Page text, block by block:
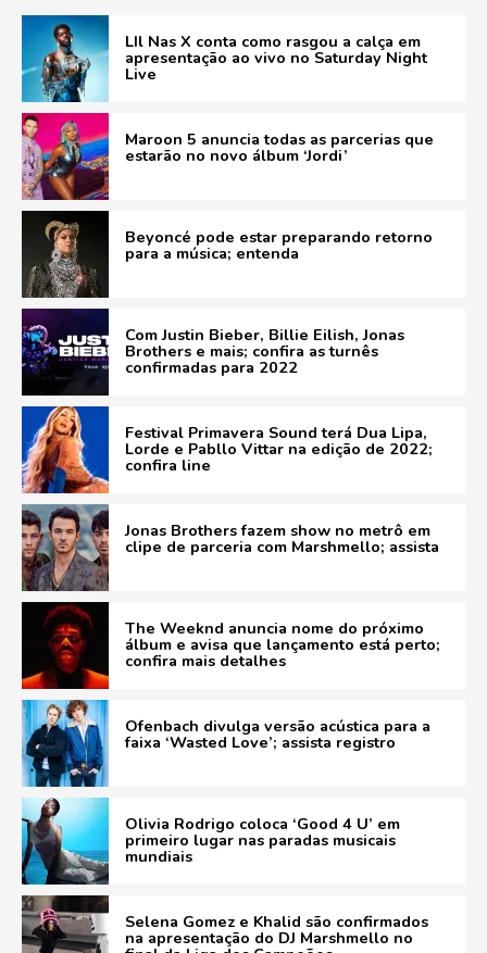
LIl Nas X conta como rasgou a calça em
apresentação ao vivo no Saturday Night
Live
Maroon 5 anuncia todas as parcerias que
estarão no novo álbum ‘Jordi’
Beyoncé pode estar preparando retorno
para a música; entenda
Com Justin Bieber, Billie Eilish, Jonas
Brothers e mais; confira as turnês
confirmadas para 2022
Festival Primavera Sound terá Dua Lipa,
Lorde e Pabllo Vittar na edição de 2022;
confira line
Jonas Brothers fazem show no metrô em
clipe de parceria com Marshmello; assista
The Weeknd anuncia nome do próximo
álbum e avisa que lançamento está perto;
confira mais detalhes
Ofenbach divulga versão acústica para a
faixa ‘Wasted Love’; assista registro
Olivia Rodrigo coloca ‘Good 4 U’ em
primeiro lugar nas paradas musicais
mundiais
Selena Gomez e Khalid são confirmados
na apresentação do DJ Marshmello no